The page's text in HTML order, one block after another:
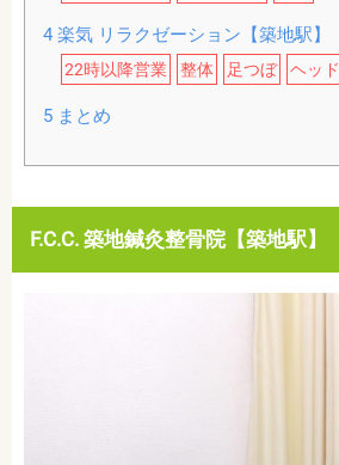
4楽気 リラクゼーション【築地駅】
22時以降営業 整体 足つぼ ヘッド
5まとめ
F.C.C. 築地鍼灸整骨院【築地駅】